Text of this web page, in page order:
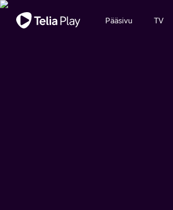
Tärkeä viesti
Pääsivu TV